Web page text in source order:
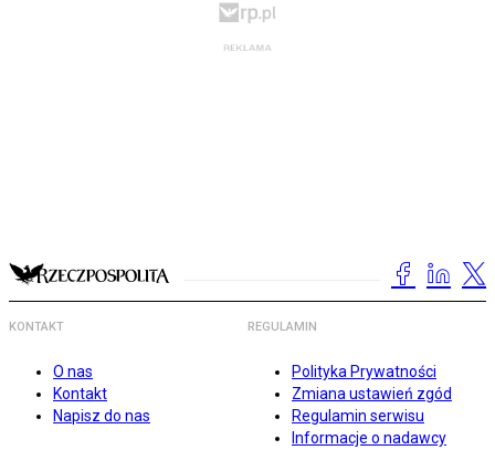
KONTAKT
O nas
Kontakt
Napisz do nas
REGULAMIN
Polityka Prywatności
Zmiana ustawień zgód
Regulamin serwisu
Informacje o nadawcy